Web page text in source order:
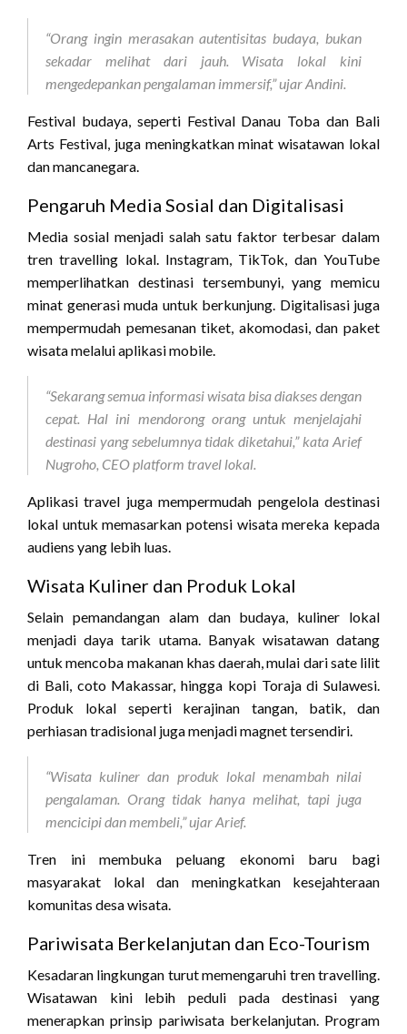
“Orang ingin merasakan autentisitas budaya, bukan
sekadar melihat dari jauh. Wisata lokal kini
mengedepankan pengalaman immersif,” ujar Andini.
Festival budaya, seperti Festival Danau Toba dan Bali
Arts Festival, juga meningkatkan minat wisatawan lokal
dan mancanegara.
Pengaruh Media Sosial dan Digitalisasi
Media sosial menjadi salah satu faktor terbesar dalam
tren travelling lokal. Instagram, TikTok, dan YouTube
memperlihatkan destinasi tersembunyi, yang memicu
minat generasi muda untuk berkunjung. Digitalisasi juga
mempermudah pemesanan tiket, akomodasi, dan paket
wisata melalui aplikasi mobile.
“Sekarang semua informasi wisata bisa diakses dengan
cepat. Hal ini mendorong orang untuk menjelajahi
destinasi yang sebelumnya tidak diketahui,” kata Arief
Nugroho, CEO platform travel lokal.
Aplikasi travel juga mempermudah pengelola destinasi
lokal untuk memasarkan potensi wisata mereka kepada
audiens yang lebih luas.
Wisata Kuliner dan Produk Lokal
Selain pemandangan alam dan budaya, kuliner lokal
menjadi daya tarik utama. Banyak wisatawan datang
untuk mencoba makanan khas daerah, mulai dari sate lilit
di Bali, coto Makassar, hingga kopi Toraja di Sulawesi.
Produk lokal seperti kerajinan tangan, batik, dan
perhiasan tradisional juga menjadi magnet tersendiri.
“Wisata kuliner dan produk lokal menambah nilai
pengalaman. Orang tidak hanya melihat, tapi juga
mencicipi dan membeli,” ujar Arief.
Tren ini membuka peluang ekonomi baru bagi
masyarakat lokal dan meningkatkan kesejahteraan
komunitas desa wisata.
Pariwisata Berkelanjutan dan Eco-Tourism
Kesadaran lingkungan turut memengaruhi tren travelling.
Wisatawan kini lebih peduli pada destinasi yang
menerapkan prinsip pariwisata berkelanjutan. Program